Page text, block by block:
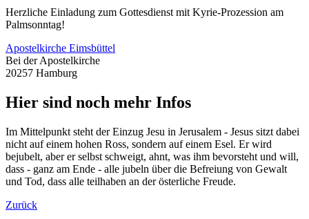
Herzliche Einladung zum Gottesdienst mit Kyrie-Prozession am
Palmsonntag!
Apostelkirche Eimsbüttel
Bei der Apostelkirche
20257 Hamburg
Hier sind noch mehr Infos
Im Mittelpunkt steht der Einzug Jesu in Jerusalem - Jesus sitzt dabei
nicht auf einem hohen Ross, sondern auf einem Esel. Er wird
bejubelt, aber er selbst schweigt, ahnt, was ihm bevorsteht und will,
dass - ganz am Ende - alle jubeln über die Befreiung von Gewalt
und Tod, dass alle teilhaben an der österliche Freude.
Zurück